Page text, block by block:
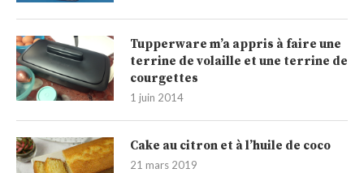
Tupperware m’a appris à faire une
terrine de volaille et une terrine de
courgettes
1 juin 2014
Cake au citron et à l’huile de coco
21 mars 2019